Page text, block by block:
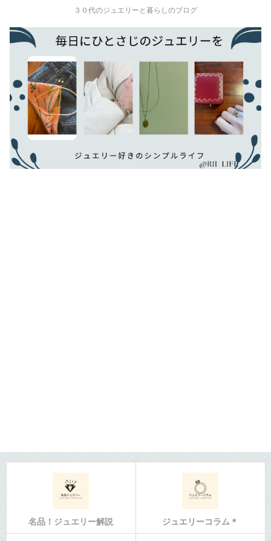
３０代のジュエリーと暮らしのブログ
名品！ジュエリー解説 ジュエリーコラム＊